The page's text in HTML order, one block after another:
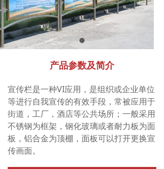
宣传栏是一种VI应用，是组织或企业单位
等进行自我宣传的有效手段，常被应用于
街道，工厂，酒店等公共场所；一般采用
不锈钢为框架，钢化玻璃或者耐力板为面
板，铝合金为顶棚，面板可以打开更换宣
传画面。
产品参数及简介